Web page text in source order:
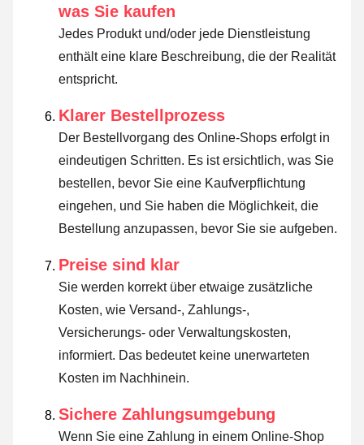
was Sie kaufen
Jedes Produkt und/oder jede Dienstleistung
enthält eine klare Beschreibung, die der Realität
entspricht.
Klarer Bestellprozess
Der Bestellvorgang des Online-Shops erfolgt in
eindeutigen Schritten. Es ist ersichtlich, was Sie
bestellen, bevor Sie eine Kaufverpflichtung
eingehen, und Sie haben die Möglichkeit, die
Bestellung anzupassen, bevor Sie sie aufgeben.
Preise sind klar
Sie werden korrekt über etwaige zusätzliche
Kosten, wie Versand-, Zahlungs-,
Versicherungs- oder Verwaltungskosten,
informiert. Das bedeutet keine unerwarteten
Kosten im Nachhinein.
Sichere Zahlungsumgebung
Wenn Sie eine Zahlung in einem Online-Shop